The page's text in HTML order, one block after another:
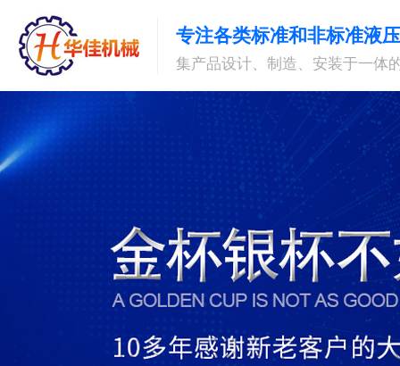
专注各类标准和非标准液
集产品设计、制造、安装于一体